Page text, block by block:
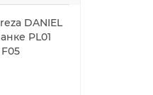
DANIEL
PL01